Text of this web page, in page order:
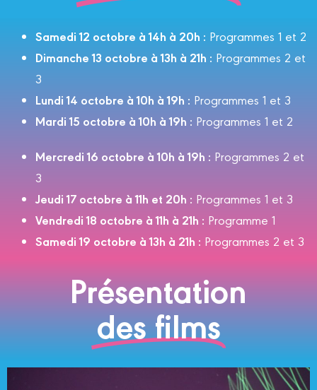
Samedi 12 octobre à 14h à 20h : Programmes 1 et 2
Dimanche 13 octobre à 13h à 21h : Programmes 2 et
3
Lundi 14 octobre à 10h à 19h : Programmes 1 et 3
Mardi 15 octobre à 10h à 19h : Programmes 1 et 2
Mercredi 16 octobre à 10h à 19h : Programmes 2 et
3
Jeudi 17 octobre à 11h et 20h : Programmes 1 et 3
Vendredi 18 octobre à 11h à 21h : Programme 1
Samedi 19 octobre à 13h à 21h : Programmes 2 et 3
Présentation
des films